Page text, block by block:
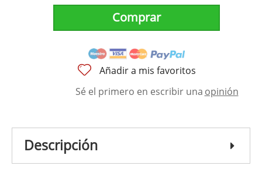
Comprar
Añadir a mis favoritos
Sé el primero en escribir una opinión
Descripción